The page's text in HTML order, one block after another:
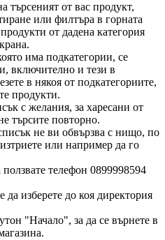
търсеният от вас продукт,
или филтъра в горната
от дадена категория
има подкатегории, се
включително и тези в
в някоя от подкатегориите,
продукти.
с желания, за харесани от
търсите повторно.
не ви обвързва с нищо, по
или например да го
телефон 0899998594
изберете до коя директория
"Начало", за да се върнете в